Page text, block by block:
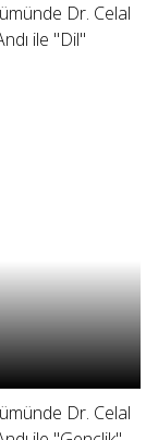
Dr. Celal
ile "Dil"
Dr. Celal